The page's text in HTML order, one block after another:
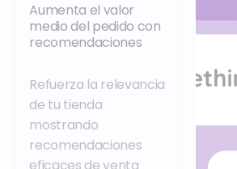
Aumenta el valor
medio del pedido con
recomendaciones
Refuerza la relevancia
de tu tienda
mostrando
recomendaciones
eficaces de venta